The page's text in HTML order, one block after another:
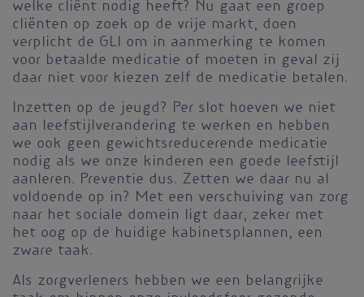
welke cliënt nodig heeft? Nu gaat een groep
cliënten op zoek op de vrije markt, doen
verplicht de GLI om in aanmerking te komen
voor betaalde medicatie of moeten in geval zij
daar niet voor kiezen zelf de medicatie betalen.
Inzetten op de jeugd? Per slot hoeven we niet
aan leefstijlverandering te werken en hebben
we ook geen gewichtsreducerende medicatie
nodig als we onze kinderen een goede leefstijl
aanleren. Preventie dus. Zetten we daar nu al
voldoende op in? Met een verschuiving van zorg
naar het sociale domein ligt daar, zeker met
het oog op de huidige kabinetsplannen, een
zware taak.
Als zorgverleners hebben we een belangrijke